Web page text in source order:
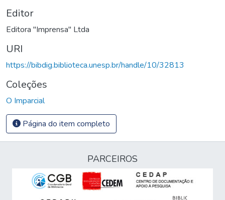
Editor
Editora "Imprensa" Ltda
URI
https://bibdig.biblioteca.unesp.br/handle/10/32813
Coleções
O Imparcial
Página do item completo
PARCEIROS